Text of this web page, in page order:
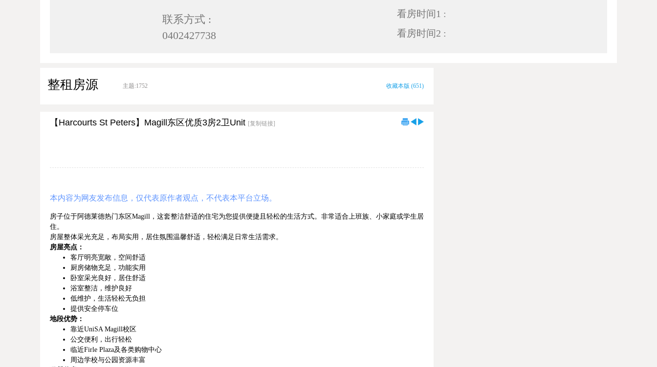
联系方式 :
0402427738
看房时间1 :
看房时间2 :
整租房源 主题:1752 收藏本版 (651)
【Harcourts St Peters】Magill东区优质3房2卫Unit [复制链接]
本内容为网友发布信息，仅代表原作者观点，不代表本平台立场。
房子位于阿德莱德热门东区Magill，这套整洁舒适的住宅为您提供便捷且轻松的生活方式。非常适合上班族、小家庭或学生居
住。
房屋整体采光充足，布局实用，居住氛围温馨舒适，轻松满足日常生活需求。
房屋亮点：
客厅明亮宽敞，空间舒适
厨房储物充足，功能实用
卧室采光良好，居住舒适
浴室整洁，维护良好
低维护，生活轻松无负担
提供安全停车位
地段优势：
靠近UniSA Magill校区
公交便利，出行轻松
临近Firle Plaza及各类购物中心
周边学校与公园资源丰富